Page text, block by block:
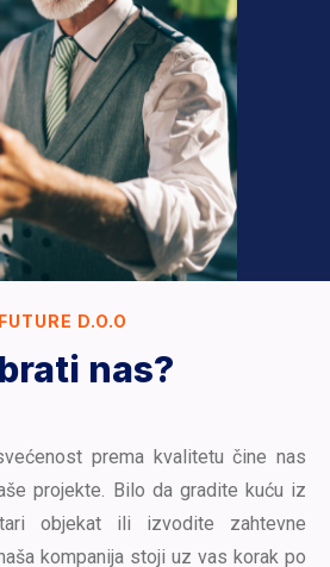
D.O.O
nas?
prema kvalitetu čine nas
projekte. Bilo da gradite kuću iz
objekat ili izvodite zahtevne
kompanija stoji uz vas korak po